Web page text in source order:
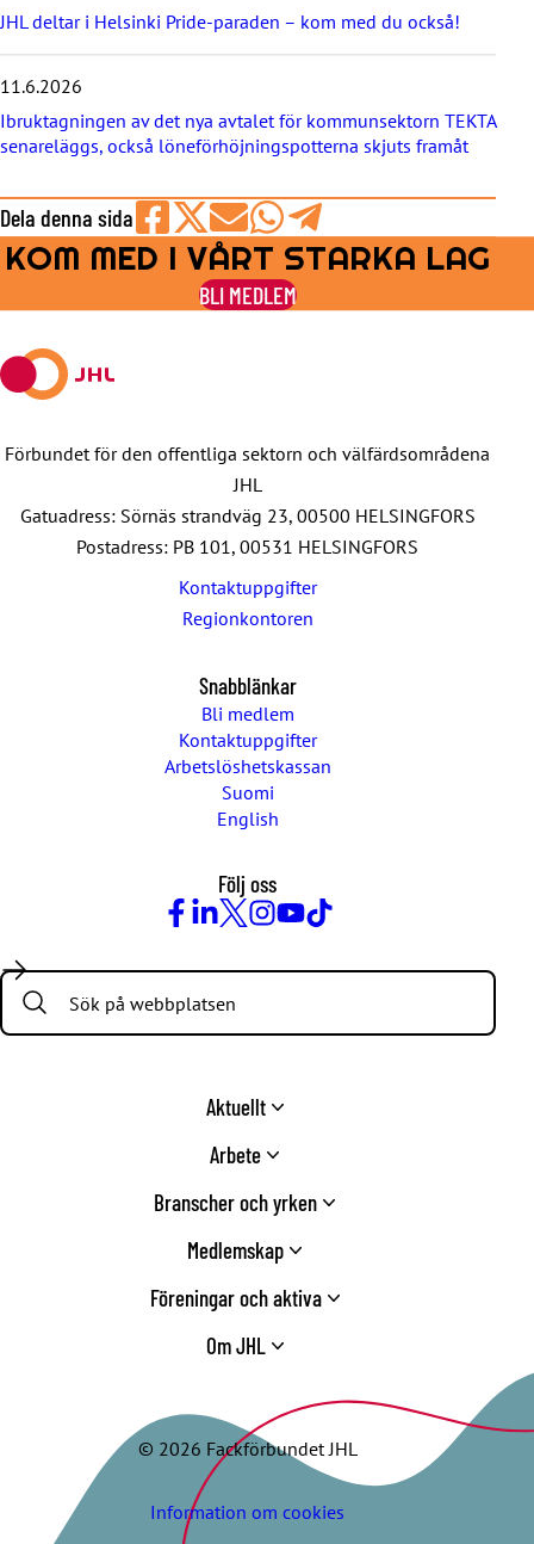
n
a
JHL deltar i Helsinki Pride-paraden – kom med du också!
11.6.2026
Ibruktagningen av det nya avtalet för kommunsektorn TEKTA
senareläggs, också löneförhöjningspotterna skjuts framåt
Dela denna sida
Share
on
Facebook
Share
on
Share
by
E-
Share
on
WhatsApp
Share
on
Telegram
KOM MED I VÅRT STARKA LAG
BLI MEDLEM
Förbundet för den offentliga sektorn och välfärdsområdena
JHL
Gatuadress: Sörnäs strandväg 23, 00500 HELSINGFORS
Postadress: PB 101, 00531 HELSINGFORS
Kontaktuppgifter
Regionkontoren
Snabblänkar
Bli medlem
Kontaktuppgifter
Arbetslöshetskassan
Suomi
English
Följ oss
Search:
Aktuellt
Arbete
Branscher och yrken
Medlemskap
Föreningar och aktiva
Om JHL
© 2026 Fackförbundet JHL
Information om cookies